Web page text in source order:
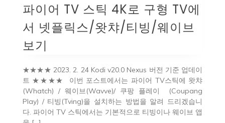
파이어 TV 스틱 4K로 구형 TV에
서 넷플릭스/왓챠/티빙/웨이브
보기
★★★★ 2023. 2. 24 Kodi v20.0 Nexus 버전 기준 업데이
트 ★★★★ 이번 포스트에서는 파이어 TV스틱에 왓챠
(Whatch) / 웨이브(Wavve)/ 쿠팡 플레이 (Coupang
Play) / 티빙(Tving)을 설치하는 방법을 알려 드리겠습니
다. 파이어 TV 스틱에서는 기본적으로 티빙이나 웨이브 앱